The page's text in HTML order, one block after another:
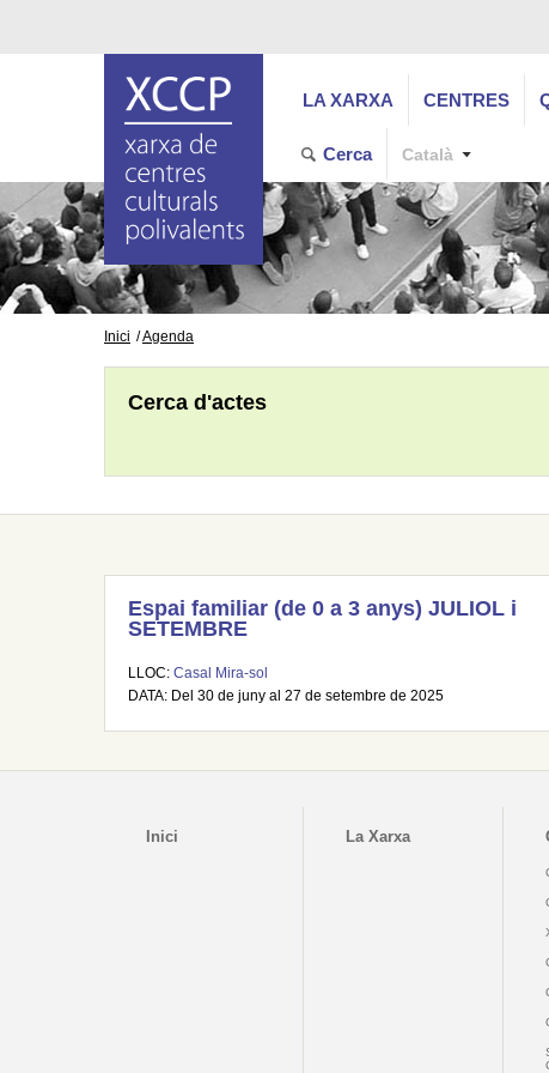
LA XARXA CENTRES
Cerca Català
Inici Agenda
Cerca d'actes
Espai familiar (de 0 a 3 anys) JULIOL i
SETEMBRE
LLOC: Casal Mira-sol
DATA: Del 30 de juny al 27 de setembre de 2025
Inici La Xarxa